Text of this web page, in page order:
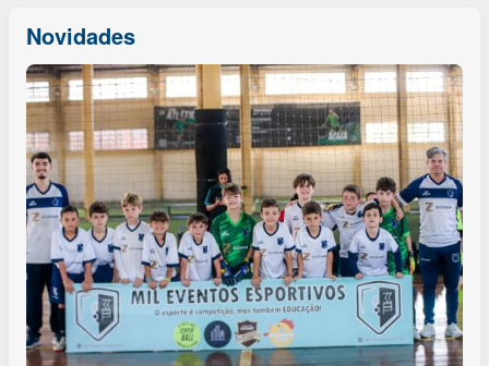
Novidades